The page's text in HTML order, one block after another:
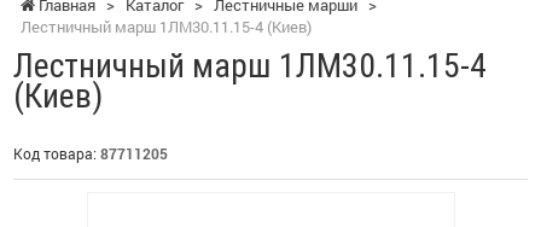
Лестничный марш 1ЛМ30.11.15-4 (Киев)
Лестничный марш 1ЛМ30.11.15-4
(Киев)
Код товара: 87711205